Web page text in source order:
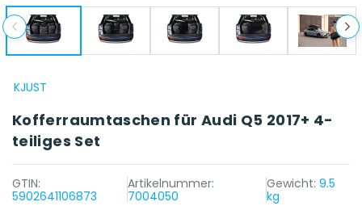
KJUST
Kofferraumtaschen für Audi Q5 2017+ 4-
teiliges Set
GTIN:
5902641106873
Artikelnummer:
7004050
Gewicht: 9.5
kg